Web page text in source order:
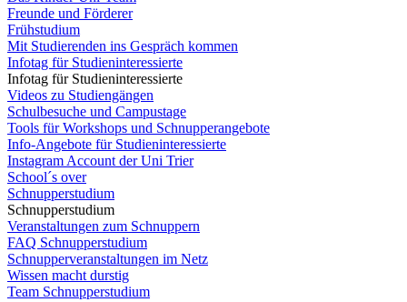
Freunde und Förderer
Frühstudium
Mit Studierenden ins Gespräch kommen
Infotag für Studieninteressierte
Infotag für Studieninteressierte
Videos zu Studiengängen
Schulbesuche und Campustage
Tools für Workshops und Schnupperangebote
Info-Angebote für Studieninteressierte
Instagram Account der Uni Trier
School´s over
Schnupperstudium
Schnupperstudium
Veranstaltungen zum Schnuppern
FAQ Schnupperstudium
Schnupperveranstaltungen im Netz
Wissen macht durstig
Team Schnupperstudium